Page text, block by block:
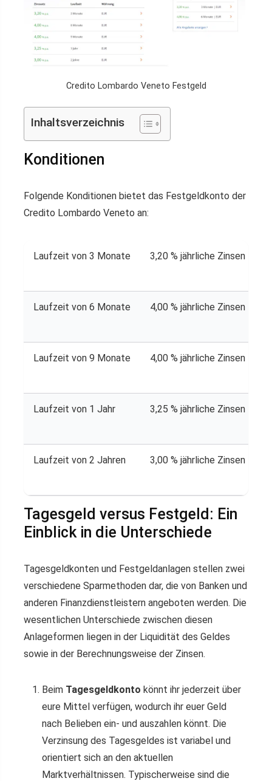
Credito Lombardo Veneto Festgeld
Inhaltsverzeichnis
Konditionen
Folgende Konditionen bietet das Festgeldkonto der
Credito Lombardo Veneto an:
Laufzeit von 3 Monate 3,20 % jährliche Zinsen
Laufzeit von 6 Monate 4,00 % jährliche Zinsen
Laufzeit von 9 Monate 4,00 % jährliche Zinsen
Laufzeit von 1 Jahr 3,25 % jährliche Zinsen
Laufzeit von 2 Jahren 3,00 % jährliche Zinsen
Tagesgeld versus Festgeld: Ein
Einblick in die Unterschiede
Tagesgeldkonten und Festgeldanlagen stellen zwei
verschiedene Sparmethoden dar, die von Banken und
anderen Finanzdienstleistern angeboten werden. Die
wesentlichen Unterschiede zwischen diesen
Anlageformen liegen in der Liquidität des Geldes
sowie in der Berechnungsweise der Zinsen.
Beim Tagesgeldkonto könnt ihr jederzeit über
eure Mittel verfügen, wodurch ihr euer Geld
nach Belieben ein- und auszahlen könnt. Die
Verzinsung des Tagesgeldes ist variabel und
orientiert sich an den aktuellen
Marktverhältnissen. Typischerweise sind die